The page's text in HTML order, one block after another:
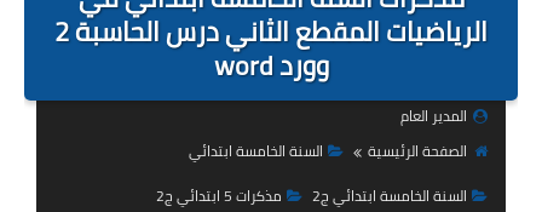
السنة الاولى ابتدائي
السنة الثالثة ابتدائي
الرياضيات المقطع الثاني درس الحاسبة 2
وورد word
المدير العام
الصفحة الرئيسية
السنة الخامسة ابتدائي
السنة الخامسة ابتدائي ج2
مذكرات 5 ابتدائي ج2